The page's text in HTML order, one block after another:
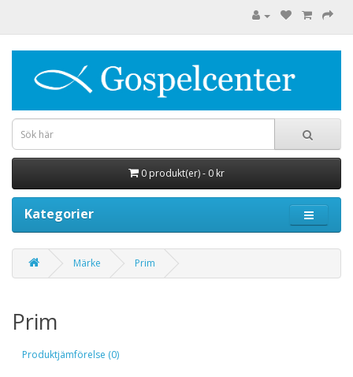
0 produkt(er) - 0 kr
Kategorier
Märke Prim
Prim
Produktjämförelse (0)